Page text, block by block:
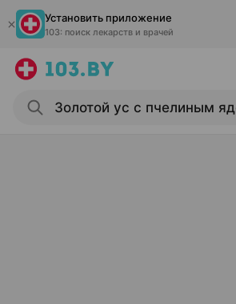
Установить приложение
103: поиск лекарств и врачей